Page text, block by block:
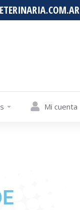
Mi cuenta